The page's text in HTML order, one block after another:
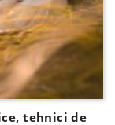
tehnici de